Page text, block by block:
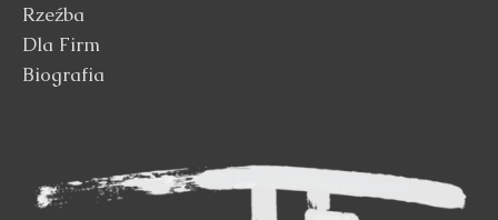
Rzeźba
Dla Firm
Biografia